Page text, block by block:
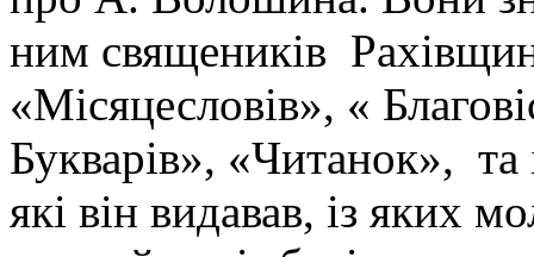
ним священиків
«Місяцесловів», «
Букварів», «Читанок»,
які він видавав, із яких